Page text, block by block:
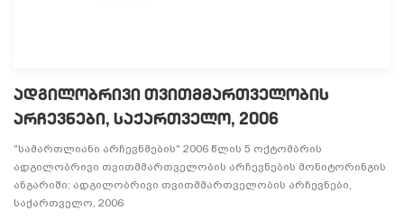
ᲐᲓᲒᲘᲚᲝᲑᲠᲘᲕᲘ ᲗᲕᲘᲗᲛᲛᲐᲠᲗᲕᲔᲚᲝᲑᲘᲡ
ᲐᲠᲩᲔᲕᲜᲔᲑᲘ, ᲡᲐᲥᲐᲠᲗᲕᲔᲚᲝ, 2006
"სამართლიანი არჩევნმების" 2006 წლის 5 ოქტომბრის
ადგილობრივი თვითმმართველობის არჩევნების მონიტორინგის
ანგარიში: ადგილობრივი თვითმმართველობის არჩევნები,
საქართველო, 2006